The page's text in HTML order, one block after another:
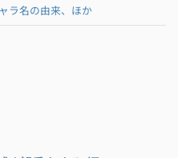
ラ名の由来、ほか